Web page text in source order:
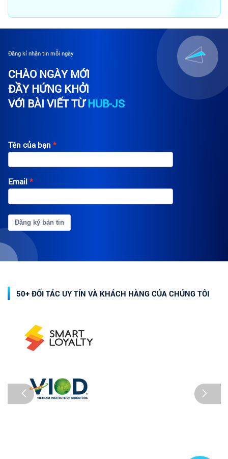
Đăng kí nhận tin mỗi ngày
CHÀO NGÀY MỚI
ĐẦY HỨNG KHỞI
VỚI BÀI VIẾT TỪHUB-JS
Tên của bạn
Email
Đăng ký bản tin
50+ ĐỐI TÁC UY TÍN VÀ KHÁCH HÀNG CỦA CHÚNG TÔI